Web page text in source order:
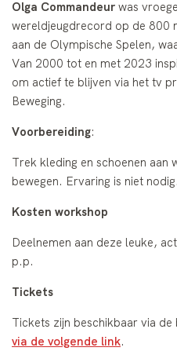
Olga Commandeur was
wereldjeugdrecord op de 800
aan de Olympische Spelen,
Van 2000 tot en met 2023
om actief te blijven via het tv
Beweging.
Voorbereiding:
Trek kleding en schoenen aan
bewegen. Ervaring is niet
Kosten workshop
Deelnemen aan deze leuke,
p.p.
Tickets
Tickets zijn beschikbaar via
via de volgende link.